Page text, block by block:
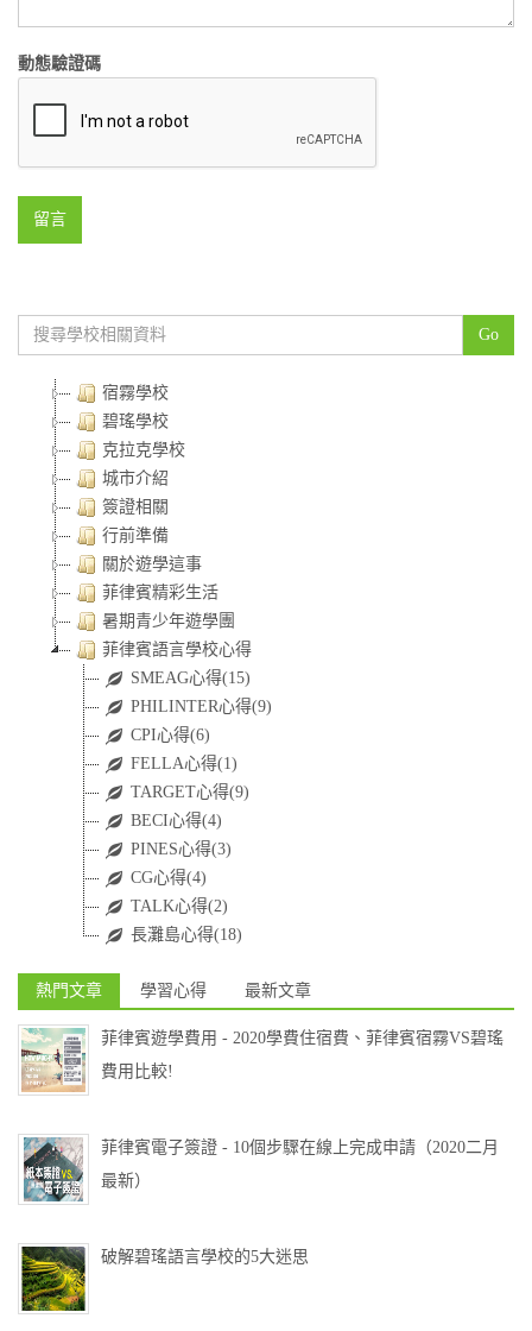
動態驗證碼
留言
Go
宿霧學校
碧瑤學校
克拉克學校
城市介紹
簽證相關
行前準備
關於遊學這事
菲律賓精彩生活
暑期青少年遊學團
菲律賓語言學校心得
SMEAG心得(15)
PHILINTER心得(9)
CPI心得(6)
FELLA心得(1)
TARGET心得(9)
BECI心得(4)
PINES心得(3)
CG心得(4)
TALK心得(2)
長灘島心得(18)
熱門文章 學習心得 最新文章
菲律賓遊學費用 - 2020學費住宿費、菲律賓宿霧VS碧瑤
費用比較!
菲律賓電子簽證 - 10個步驟在線上完成申請（2020二月
最新）
破解碧瑤語言學校的5大迷思